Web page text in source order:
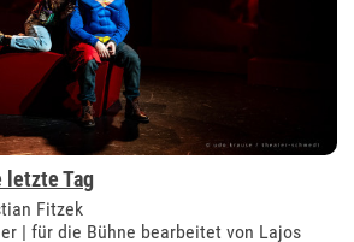
letzte Tag
Fitzek
| für die Bühne bearbeitet von Lajos